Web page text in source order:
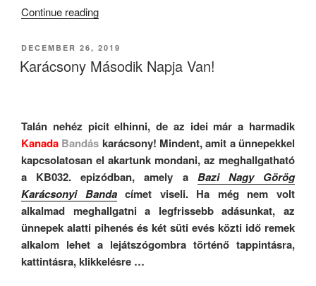
Continue reading“KB053
A
végtelenbe
POSTED
ON
DECEMBER 26, 2019
Karácsony Második Napja Van!
Talán nehéz picit elhinni, de az idei már a harmadik
Kanada Bandás karácsony! Mindent, amit a ünnepekkel
kapcsolatosan el akartunk mondani, az meghallgatható
a KB032. epizódban, amely a Bazi Nagy Görög
Karácsonyi Bandacímet viseli. Ha még nem volt
alkalmad meghallgatni a legfrissebb adásunkat, az
ünnepek alatti pihenés és két süti evés közti idő remek
alkalom lehet a lejátszógombra történő tappintásra,
kattintásra, klikkelésre …